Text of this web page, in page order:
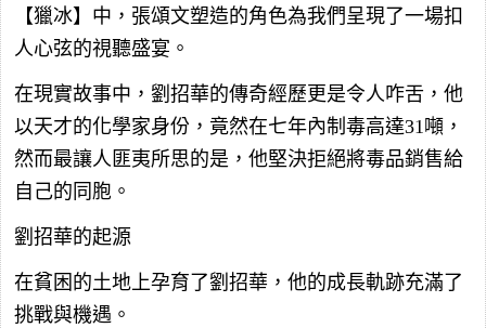
【獵冰】中，張頌文塑造的角色為我們呈現了一場扣
人心弦的視聽盛宴。
在現實故事中，劉招華的傳奇經歷更是令人咋舌，他
以天才的化學家身份，竟然在七年內制毒高達31噸，
然而最讓人匪夷所思的是，他堅決拒絕將毒品銷售給
自己的同胞。
劉招華的起源
在貧困的土地上孕育了劉招華，他的成長軌跡充滿了
挑戰與機遇。